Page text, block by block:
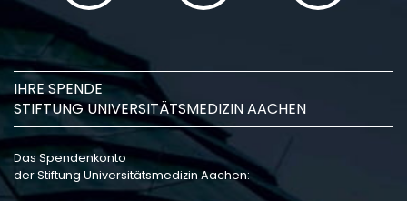
IHRE SPENDE
STIFTUNG UNIVERSITÄTSMEDIZIN AACHEN
Das Spendenkonto
der Stiftung Universitätsmedizin Aachen: